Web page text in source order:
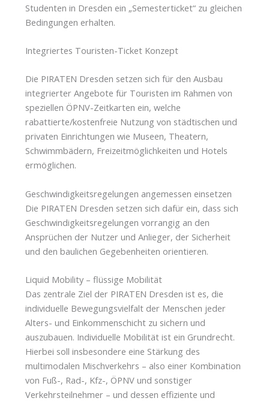
Studenten in Dresden ein „Semesterticket“ zu gleichen
Bedingungen erhalten.
Integriertes Touristen-Ticket Konzept
Die PIRATEN Dresden setzen sich für den Ausbau
integrierter Angebote für Touristen im Rahmen von
speziellen ÖPNV-Zeitkarten ein, welche
rabattierte/kostenfreie Nutzung von städtischen und
privaten Einrichtungen wie Museen, Theatern,
Schwimmbädern, Freizeitmöglichkeiten und Hotels
ermöglichen.
Geschwindigkeitsregelungen angemessen einsetzen
Die PIRATEN Dresden setzen sich dafür ein, dass sich
Geschwindigkeitsregelungen vorrangig an den
Ansprüchen der Nutzer und Anlieger, der Sicherheit
und den baulichen Gegebenheiten orientieren.
Liquid Mobility – flüssige Mobilität
Das zentrale Ziel der PIRATEN Dresden ist es, die
individuelle Bewegungsvielfalt der Menschen jeder
Alters- und Einkommenschicht zu sichern und
auszubauen. Individuelle Mobilität ist ein Grundrecht.
Hierbei soll insbesondere eine Stärkung des
multimodalen Mischverkehrs – also einer Kombination
von Fuß-, Rad-, Kfz-, ÖPNV und sonstiger
Verkehrsteilnehmer – und dessen effiziente und